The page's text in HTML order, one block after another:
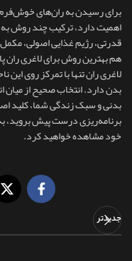
برای رسیدن به ران‌های خوش‌فرم
اهمیت دارد، ترکیب چند روش
قدرتی، رژیم غذایی اصولی،
هم بهترین روش برای لاغری
لاغری ران تنها با تمرکز روی این
بدن دارد. انتخاب صحیح از میان
بدنی و سبک زندگی شما، کلید
برنامه‌ریزی درست پیش بروید،
خود مشاهده خواهید کرد.
جدیدتر